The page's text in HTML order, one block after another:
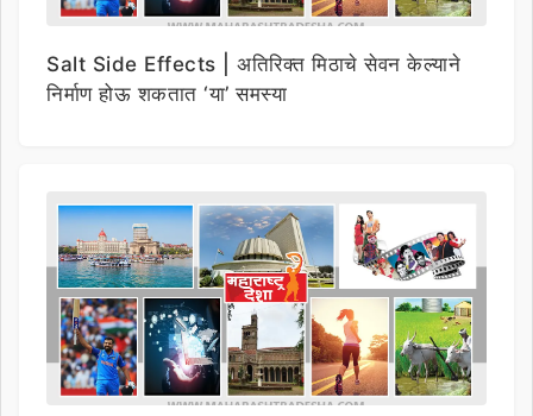
Salt Side Effects | अतिरिक्त मिठाचे सेवन केल्याने
निर्माण होऊ शकतात ‘या’ समस्या